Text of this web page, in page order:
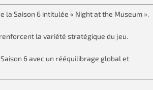
Saison 6 intitulée « Night at the Museum ».
la variété stratégique du jeu.
6 avec un rééquilibrage global et